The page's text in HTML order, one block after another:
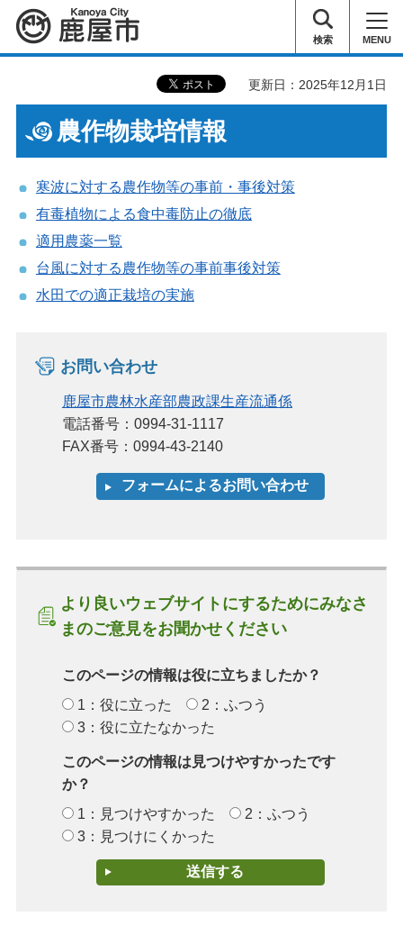
鹿屋市 検索 MENU
更新日：2025年12月1日
農作物栽培情報
寒波に対する農作物等の事前・事後対策
有毒植物による食中毒防止の徹底
適用農薬一覧
台風に対する農作物等の事前事後対策
水田での適正栽培の実施
お問い合わせ
鹿屋市農林水産部農政課生産流通係
電話番号：0994-31-1117
FAX番号：0994-43-2140
より良いウェブサイトにするためにみなさ
まのご意見をお聞かせください
このページの情報は役に立ちましたか？
1：役に立った
2：ふつう
3：役に立たなかった
このページの情報は見つけやすかったです
か？
1：見つけやすかった
2：ふつう
3：見つけにくかった